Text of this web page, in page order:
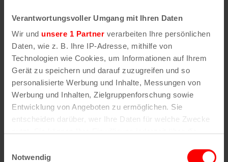
Verantwortungsvoller Umgang mit Ihren Daten
Wir und unsere 1 Partner verarbeiten Ihre persönlichen
Daten, wie z. B. Ihre IP-Adresse, mithilfe von
Technologien wie Cookies, um Informationen auf Ihrem
Gerät zu speichern und darauf zuzugreifen und so
personalisierte Werbung und Inhalte, Messungen von
Werbung und Inhalten, Zielgruppenforschung sowie
Entwicklung von Angeboten zu ermöglichen. Sie
entscheiden darüber, wer Ihre Daten für welche Zwecke
Trigger Symbol ändern oder widerrufen
Notwendig